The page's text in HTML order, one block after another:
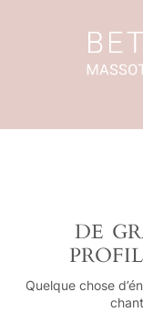
DE
Quelque chose